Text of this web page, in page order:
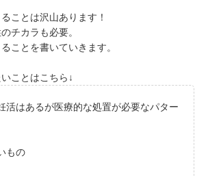
ことは沢山あります！
チカラも必要。
ことを書いていきます。
ことはこちら↓
活はあるが医療的な処置が必要なパター
もの